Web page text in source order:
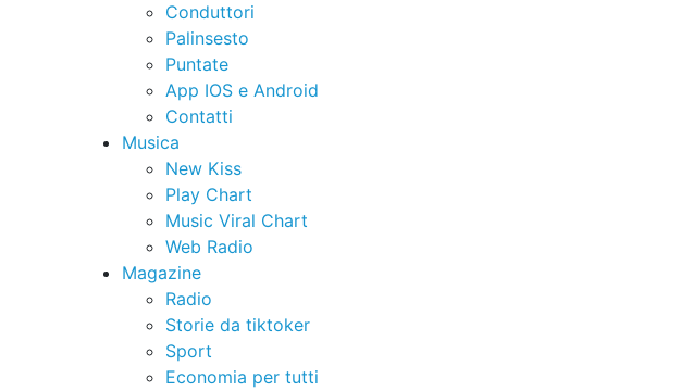
Conduttori
Palinsesto
Puntate
App IOS e Android
Contatti
Musica
New Kiss
Play Chart
Music Viral Chart
Web Radio
Magazine
Radio
Storie da tiktoker
Sport
Economia per tutti